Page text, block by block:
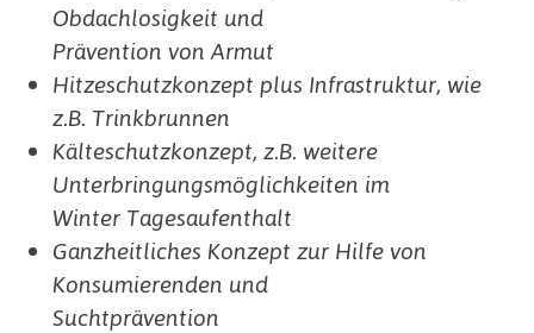
Obdachlosigkeit und
Prävention von Armut
Hitzeschutzkonzept plus Infrastruktur, wie
z.B. Trinkbrunnen
Kälteschutzkonzept, z.B. weitere
Unterbringungsmöglichkeiten im
Winter Tagesaufenthalt
Ganzheitliches Konzept zur Hilfe von
Konsumierenden und
Suchtprävention